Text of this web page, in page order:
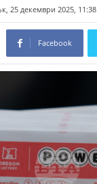
25 декември 2025, 11:38
Facebook